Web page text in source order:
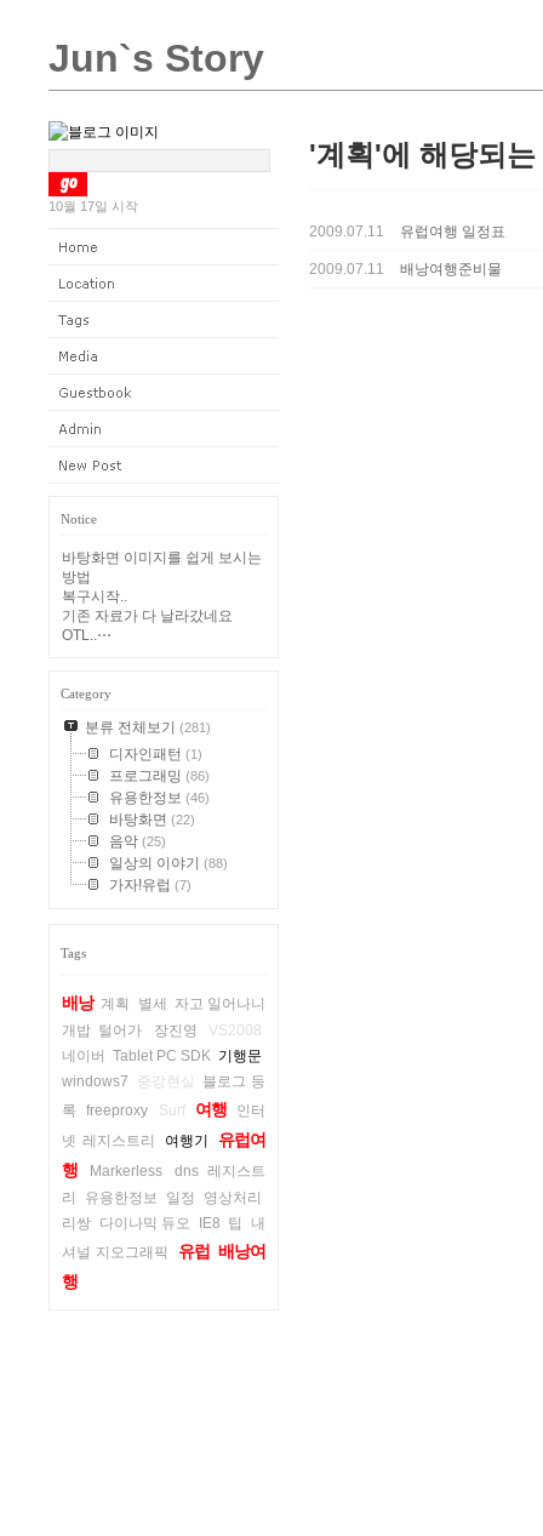
Jun`s Story
10월 17일 시작
Notice
바탕화면 이미지를 쉽게 보시는
방법
복구시작..
기존 자료가 다 날라갔네요
OTL..⋯
Category
분류 전체보기 (281)
디자인패턴 (1)
프로그래밍 (86)
유용한정보 (46)
바탕화면 (22)
음악 (25)
일상의 이야기 (88)
가자!유럽 (7)
Tags
배낭 계획 별세
자고 일어나니
개밥 털어가
장진영
VS2008
네이버
Tablet PC SDK 기행문
windows7
증강현실
블로그 등
록
freeproxy Surf 여행
인터
넷 레지스트리
여행기
유럽여
행
Markerless
dns 레지스트
리
유용한정보 일정
영상처리
리쌍 다이나믹 듀오 IE8 팁
내
셔널 지오그래픽
유럽 배낭여
행
'계획'에 해당되는
2009.07.11 유럽여행 일정표
2009.07.11 배낭여행준비물